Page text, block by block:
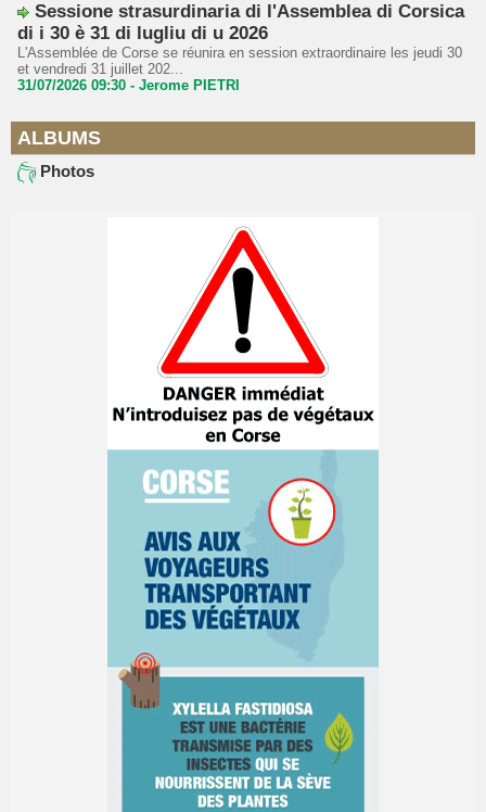
Sessione strasurdinaria di l'Assemblea di Corsica
di i 30 è 31 di lugliu di u 2026
L'Assemblée de Corse se réunira en session extraordinaire les jeudi 30
et vendredi 31 juillet 202...
31/07/2026 09:30 - Jerome PIETRI
ALBUMS
Photos